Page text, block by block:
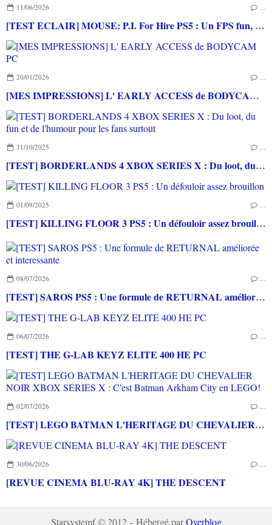
11/06/2026 …
[TEST ECLAIR] MOUSE: P.I. For Hire PS5 : Un FPS fun, exigeant et cartoonesque
20/01/2026 …
[MES IMPRESSIONS] L' EARLY ACCESS de BODYCAM PC
31/10/2025 …
[TEST] BORDERLANDS 4 XBOX SERIES X : Du loot, du fun et de l'humour pour les fans surtout
01/09/2025 …
[TEST] KILLING FLOOR 3 PS5 : Un défouloir assez brouillon
08/07/2026 …
[TEST] SAROS PS5 : Une formule de RETURNAL améliorée et interessante
06/07/2026 …
[TEST] THE G-LAB KEYZ ELITE 400 HE PC
02/07/2026 …
[TEST] LEGO BATMAN L'HERITAGE DU CHEVALIER NOIR XBOX SERIES X : C'est Batman Arkham City en LEGO!
30/06/2026 …
[REVUE CINEMA BLU-RAY 4K] THE DESCENT
Starsystemf © 2012 - Hébergé parOverblog